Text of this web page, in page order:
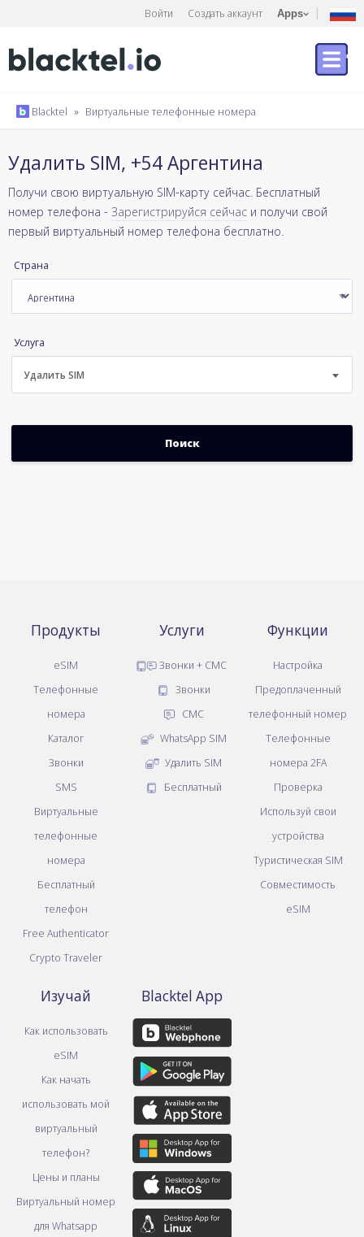
Войти Создать аккаунт Apps
Blacktel » Виртуальные телефонные номера
Удалить SIM, +54 Аргентина
Получи свою виртуальную SIM-карту сейчас. Бесплатный
номер телефона - Зарегистрируйся сейчас и получи свой
первый виртуальный номер телефона бесплатно.
Страна
Услуга
Удалить SIM
Продукты
eSIM
Телефонные
номера
Каталог
Звонки
SMS
Виртуальные
телефонные
номера
Бесплатный
телефон
Free Authenticator
Crypto Traveler
Услуги
Звонки + СМС
Звонки
СМС
WhatsApp SIM
Удалить SIM
Бесплатный
Функции
Настройка
Предоплаченный
телефонный номер
Телефонные
номера 2FA
Проверка
Используй свои
устройства
Туристическая SIM
Совместимость
eSIM
Изучай
Как использовать
eSIM
Как начать
использовать мой
виртуальный
телефон?
Цены и планы
Виртуальный номер
для Whatsapp
Blacktel App